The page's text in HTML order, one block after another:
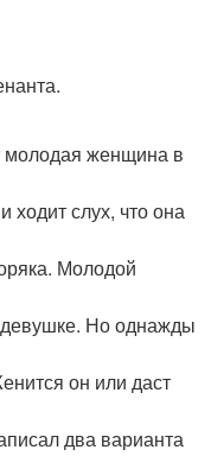
молодая женщина в
ходит слух, что она
Молодой
Но однажды
он или даст
два варианта